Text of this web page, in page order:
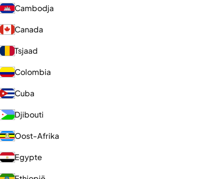
Cambodja
Canada
Tsjaad
Colombia
Cuba
Djibouti
Oost-Afrika
Egypte